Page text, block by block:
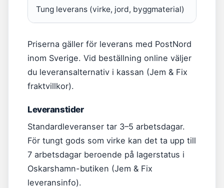
Tung leverans (virke, jord, byggmaterial)
Priserna gäller för leverans med PostNord
inom Sverige. Vid beställning online väljer
du leveransalternativ i kassan (Jem & Fix
fraktvillkor).
Leveranstider
Standardleveranser tar 3–5 arbetsdagar.
För tungt gods som virke kan det ta upp till
7 arbetsdagar beroende på lagerstatus i
Oskarshamn-butiken (Jem & Fix
leveransinfo).